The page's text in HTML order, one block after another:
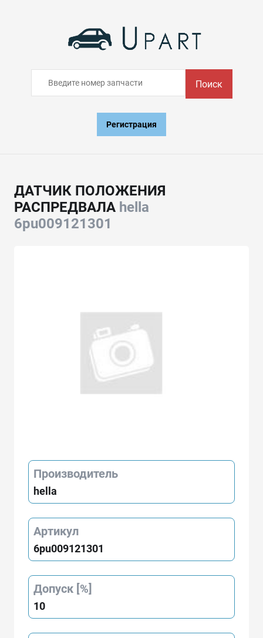
Поиск
Регистрация
ДАТЧИК ПОЛОЖЕНИЯ
РАСПРЕДВАЛА hella
6pu009121301
Производитель
hella
Артикул
6pu009121301
Допуск [%]
10